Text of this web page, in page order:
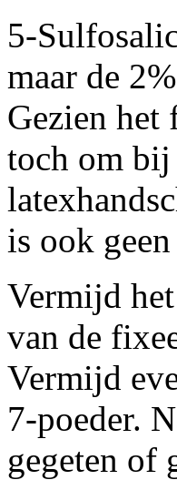
5-
maar de
Gezien het
toch om
is ook
Vermijd
van de
Vermijd
7-poeder.
gegeten of